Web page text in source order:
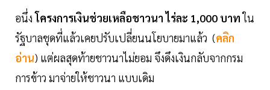
อนึ่งโครงการเงินช่วยเหลือชาวนา ไร่ละ 1,000 บาทใน
รัฐบาลชุดที่แล้วเคยปรับเปลี่ยนนโยบายมาแล้ว (คลิก
อ่าน) แต่ผลสุดท้ายชาวนาไม่ยอม จึงดึงเงินกลับจากกรม
การข้าว มาจ่ายให้ชาวนา แบบเดิม